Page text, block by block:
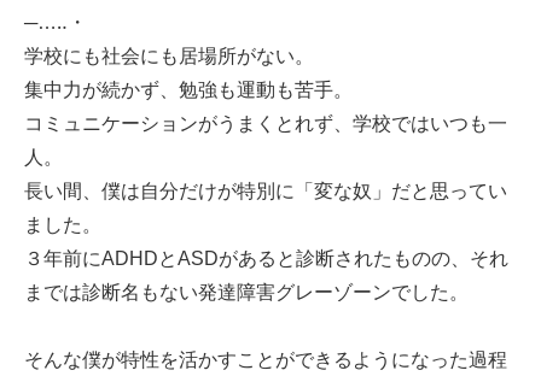
─…‥・
学校にも社会にも居場所がない。
集中力が続かず、勉強も運動も苦手。
コミュニケーションがうまくとれず、学校ではいつも一
人。
長い間、僕は自分だけが特別に「変な奴」だと思ってい
ました。
３年前にADHDとASDがあると診断されたものの、それ
までは診断名もない発達障害グレーゾーンでした。
そんな僕が特性を活かすことができるようになった過程